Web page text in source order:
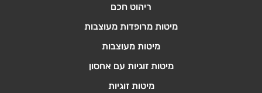
ריהוט חכם
מיטות מרופדות מעוצבות
מיטות מעוצבות
מיטות זוגיות עם אחסון
מיטות זוגיות